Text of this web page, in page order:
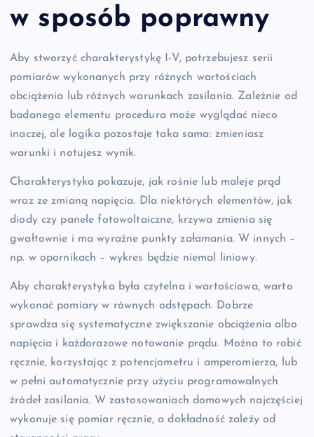
w sposób poprawny
Aby stworzyć charakterystykę I-V, potrzebujesz serii
pomiarów wykonanych przy różnych wartościach
obciążenia lub różnych warunkach zasilania. Zależnie od
badanego elementu procedura może wyglądać nieco
inaczej, ale logika pozostaje taka sama: zmieniasz
warunki i notujesz wynik.
Charakterystyka pokazuje, jak rośnie lub maleje prąd
wraz ze zmianą napięcia. Dla niektórych elementów, jak
diody czy panele fotowoltaiczne, krzywa zmienia się
gwałtownie i ma wyraźne punkty załamania. W innych –
np. w opornikach – wykres będzie niemal liniowy.
Aby charakterystyka była czytelna i wartościowa, warto
wykonać pomiary w równych odstępach. Dobrze
sprawdza się systematyczne zwiększanie obciążenia albo
napięcia i każdorazowe notowanie prądu. Można to robić
ręcznie, korzystając z potencjometru i amperomierza, lub
w pełni automatycznie przy użyciu programowalnych
źródeł zasilania. W zastosowaniach domowych najczęściej
wykonuje się pomiar ręcznie, a dokładność zależy od